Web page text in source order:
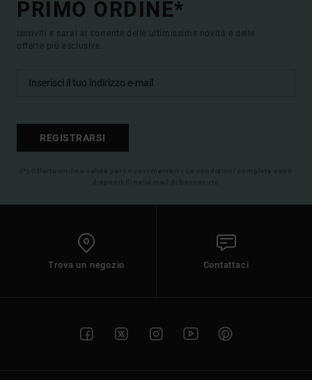
PRIMO ORDINE*
Iscriviti e sarai al corrente delle ultimissime novità e delle
offerte più esclusive.
REGISTRARSI
(*) Offerta on-line valida per i nuovi membri - Le condizioni complete sono
disponibili nella mail di benvenuto
Trova un negozio Contattaci